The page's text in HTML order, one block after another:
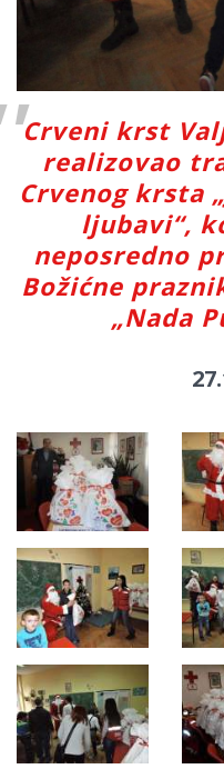
Crveni krst
realizovao
Crvenog krsta
ljubavi“,
neposredno
Božićne
„Nada